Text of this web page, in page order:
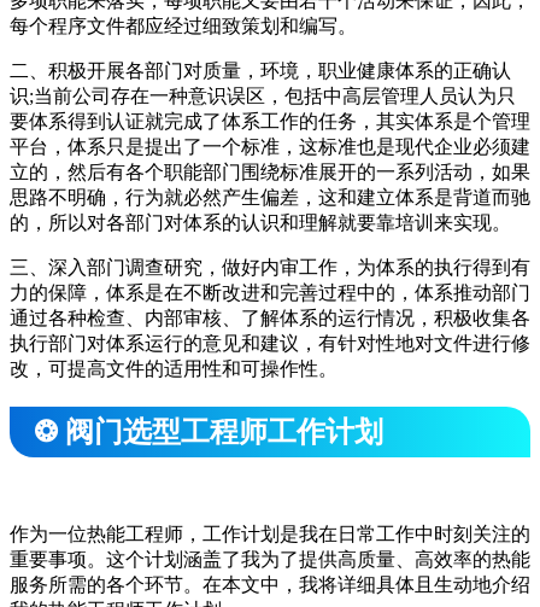
每个程序文件都应经过细致策划和编写。
二、积极开展各部门对质量，环境，职业健康体系的正确认
识;当前公司存在一种意识误区，包括中高层管理人员认为只
要体系得到认证就完成了体系工作的任务，其实体系是个管理
平台，体系只是提出了一个标准，这标准也是现代企业必须建
立的，然后有各个职能部门围绕标准展开的一系列活动，如果
思路不明确，行为就必然产生偏差，这和建立体系是背道而驰
的，所以对各部门对体系的认识和理解就要靠培训来实现。
三、深入部门调查研究，做好内审工作，为体系的执行得到有
力的保障，体系是在不断改进和完善过程中的，体系推动部门
通过各种检查、内部审核、了解体系的运行情况，积极收集各
执行部门对体系运行的意见和建议，有针对性地对文件进行修
改，可提高文件的适用性和可操作性。
❂ 阀门选型工程师工作计划
作为一位热能工程师，工作计划是我在日常工作中时刻关注的
重要事项。这个计划涵盖了我为了提供高质量、高效率的热能
服务所需的各个环节。在本文中，我将详细具体且生动地介绍